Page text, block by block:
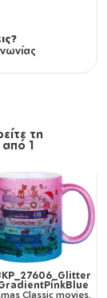
τη
1
Classic movies,